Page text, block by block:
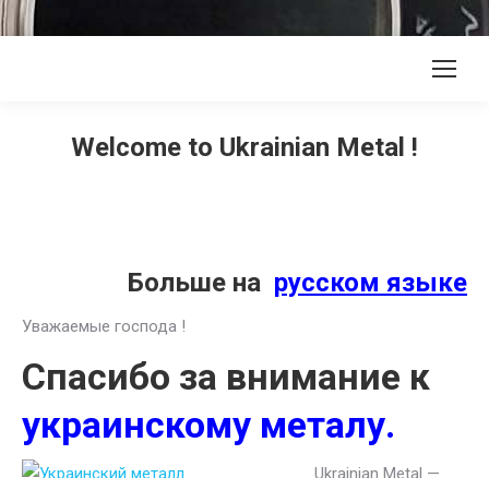
Welcome to Ukrainian Metal !
Больше на русском языке
Уважаемые господа !
Спасибо за внимание к
украинскому металу.
Ukrainian Metal —